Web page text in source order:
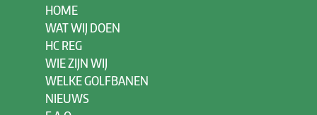
HOME
WAT WIJ DOEN
HC REG
WIE ZIJN WIJ
WELKE GOLFBANEN
NIEUWS